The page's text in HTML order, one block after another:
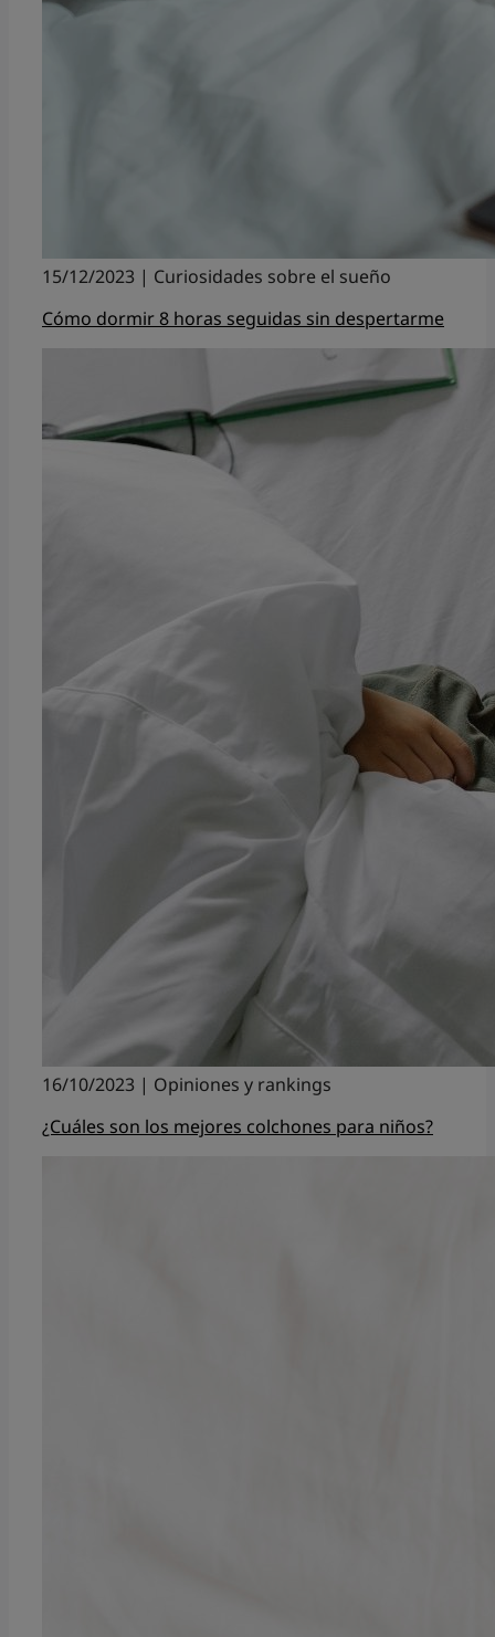
15/12/2023 | Curiosidades sobre el sueño
Cómo dormir 8 horas seguidas sin despertarme
16/10/2023 | Opiniones y rankings
¿Cuáles son los mejores colchones para niños?